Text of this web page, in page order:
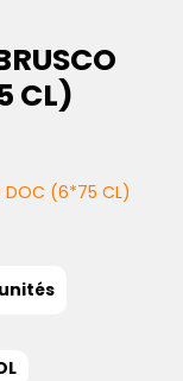
CL)
DOC (6*75 CL)